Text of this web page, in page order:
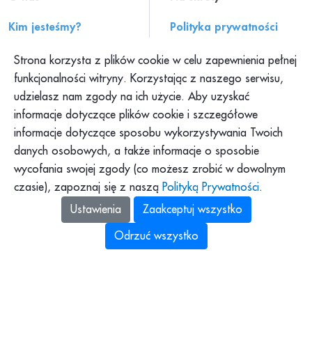
Kim jesteśmy?
Konteksty PAH
Klub PAH
Program Pajacyk
Platforma DOM
Platforma Pomagamy
Zbiórki Siepomaga
Polityka prywatności
Składanie skarg
Dokumenty
Praca w PAH
Dla mediów
Podkast PAH: „Tolerancja
to za mało”
Strona korzysta z plików cookie w celu zapewnienia pełnej
funkcjonalności witryny. Korzystając z naszego serwisu,
udzielasz nam zgody na ich użycie. Aby uzyskać
informacje dotyczące plików cookie i szczegółowe
informacje dotyczące sposobu wykorzystywania Twoich
danych osobowych, a także informacje o sposobie
wycofania swojej zgody (co możesz zrobić w dowolnym
czasie), zapoznaj się z naszą Polityką Prywatności.
Ustawienia
Zaakceptuj wszystko
Odrzuć wszystko